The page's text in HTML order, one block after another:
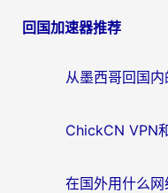
导
回国加速器推荐